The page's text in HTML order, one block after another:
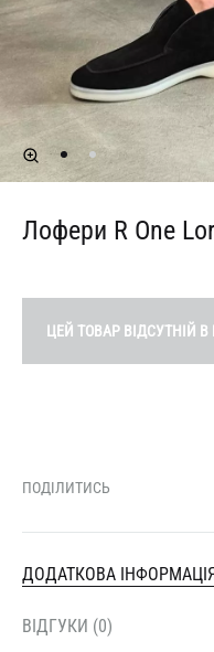
Лофери R One
ЦЕЙ ТОВАР ВІДСУТНІЙ
ПОДІЛИТИСЬ
ДОДАТКОВА
ВІДГУКИ (0)